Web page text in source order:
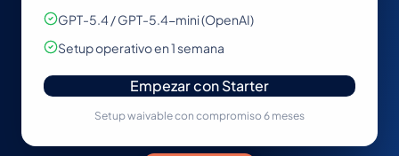
GPT-5.4 / GPT-5.4-mini (OpenAI)
Setup operativo en 1 semana
Empezar con Starter
Setup waivable con compromiso 6 meses